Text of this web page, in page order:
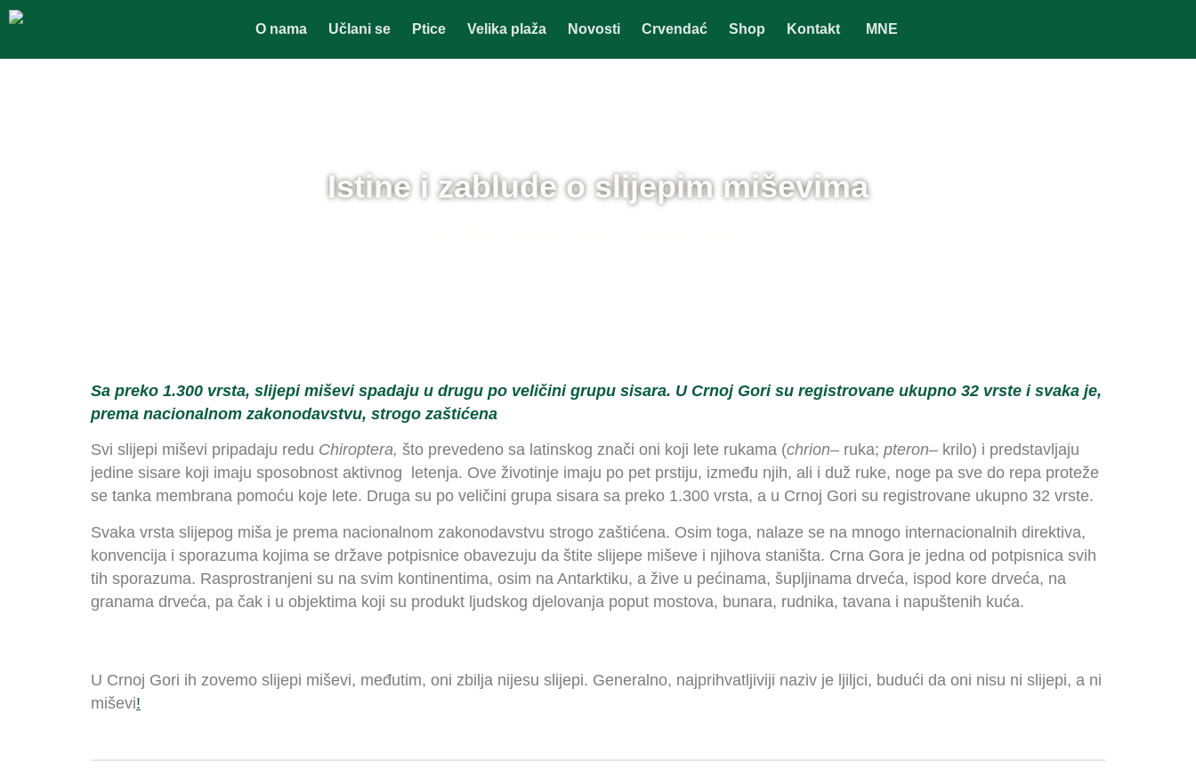
O nama Učlani se Ptice Velika plaža Novosti Crvendać Shop Kontakt MNE
Istine i zablude o slijepim miševima
Sa preko 1.300 vrsta, slijepi miševi spadaju u drugu po veličini grupu sisara. U Crnoj Gori su registrovane ukupno 32 vrste i svaka je,
prema nacionalnom zakonodavstvu, strogo zaštićena
Svi slijepi miševi pripadaju redu Chiroptera, što prevedeno sa latinskog znači oni koji lete rukama (chrion– ruka; pteron– krilo) i predstavljaju
jedine sisare koji imaju sposobnost aktivnog letenja. Ove životinje imaju po pet prstiju, između njih, ali i duž ruke, noge pa sve do repa proteže
se tanka membrana pomoću koje lete. Druga su po veličini grupa sisara sa preko 1.300 vrsta, a u Crnoj Gori su registrovane ukupno 32 vrste.
Svaka vrsta slijepog miša je prema nacionalnom zakonodavstvu strogo zaštićena. Osim toga, nalaze se na mnogo internacionalnih direktiva,
konvencija i sporazuma kojima se države potpisnice obavezuju da štite slijepe miševe i njihova staništa. Crna Gora je jedna od potpisnica svih
tih sporazuma. Rasprostranjeni su na svim kontinentima, osim na Antarktiku, a žive u pećinama, šupljinama drveća, ispod kore drveća, na
granama drveća, pa čak i u objektima koji su produkt ljudskog djelovanja poput mostova, bunara, rudnika, tavana i napuštenih kuća.
U Crnoj Gori ih zovemo slijepi miševi, međutim, oni zbilja nijesu slijepi. Generalno, najprihvatljiviji naziv je ljiljci, budući da oni nisu ni slijepi, a ni
miševi!